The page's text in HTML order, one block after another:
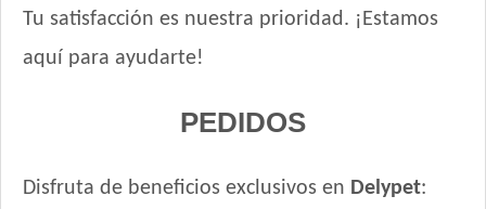
Tu satisfacción es nuestra prioridad. ¡Estamos
aquí para ayudarte!
PEDIDOS
Disfruta de beneficios exclusivos en Delypet: